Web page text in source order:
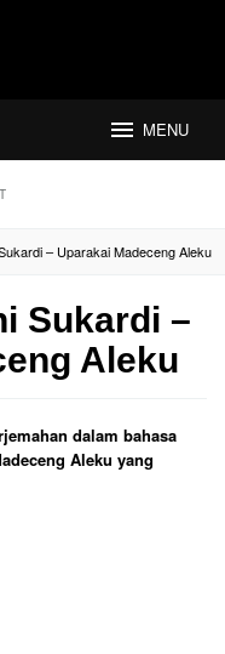
MENU
– Uparakai Madeceng Aleku
Sukardi –
Aleku
dalam bahasa
Aleku yang